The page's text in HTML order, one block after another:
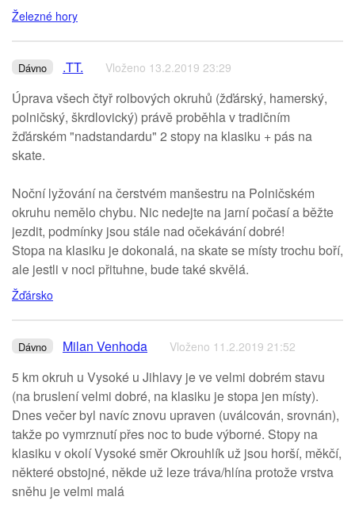
Železné hory
Dávno .TT. Vloženo 13.2.2019 23:29
Úprava všech čtyř rolbových okruhů (žďárský, hamerský,
polničský, škrdlovický) právě proběhla v tradičním
žďárském "nadstandardu" 2 stopy na klasiku + pás na
skate.
Noční lyžování na čerstvém manšestru na Polničském
okruhu nemělo chybu. Nic nedejte na jarní počasí a běžte
jezdit, podmínky jsou stále nad očekávání dobré!
Stopa na klasiku je dokonalá, na skate se místy trochu boří,
ale jestli v noci přituhne, bude také skvělá.
Žďársko
Dávno Milan Venhoda Vloženo 11.2.2019 21:52
5 km okruh u Vysoké u Jihlavy je ve velmi dobrém stavu
(na bruslení velmi dobré, na klasiku je stopa jen místy).
Dnes večer byl navíc znovu upraven (uválcován, srovnán),
takže po vymrznutí přes noc to bude výborné. Stopy na
klasiku v okolí Vysoké směr Okrouhlík už jsou horší, měkčí,
některé obstojné, někde už leze tráva/hlína protože vrstva
sněhu je velmi malá